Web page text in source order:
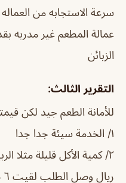
سرعة الاستجابه من العماله
عمالة المطعم غير مدربه
الزبائن
التقرير الثالث:
للأمانة الطعم جيد لكن
١/ الخدمة سيئة جدا جدا
ريال وصل الطلب لقيت ٦ حبات روبيان صغير فقط